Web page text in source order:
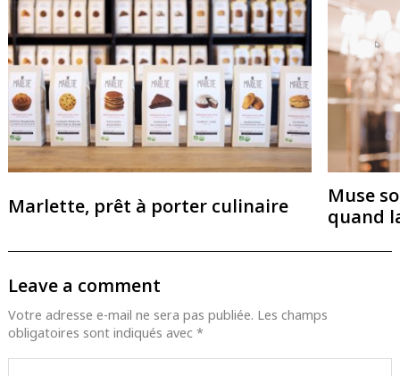
Marlette, prêt à porter culinaire
Muse
quand
Leave a comment
Votre adresse e-mail ne sera pas publiée. Les champs
obligatoires sont indiqués avec *